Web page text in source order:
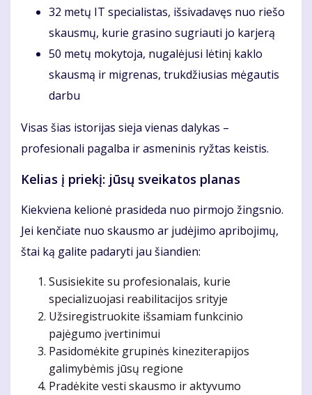
32 metų IT specialistas, išsivadavęs nuo riešo
skausmų, kurie grasino sugriauti jo karjerą
50 metų mokytoja, nugalėjusi lėtinį kaklo
skausmą ir migrenas, trukdžiusias mėgautis
darbu
Visas šias istorijas sieja vienas dalykas –
profesionali pagalba ir asmeninis ryžtas keistis.
Kelias į priekį: jūsų sveikatos planas
Kiekviena kelionė prasideda nuo pirmojo žingsnio.
Jei kenčiate nuo skausmo ar judėjimo apribojimų,
štai ką galite padaryti jau šiandien:
Susisiekite su profesionalais, kurie
specializuojasi reabilitacijos srityje
Užsiregistruokite išsamiam funkcinio
pajėgumo įvertinimui
Pasidomėkite grupinės kineziterapijos
galimybėmis jūsų regione
Pradėkite vesti skausmo ir aktyvumo